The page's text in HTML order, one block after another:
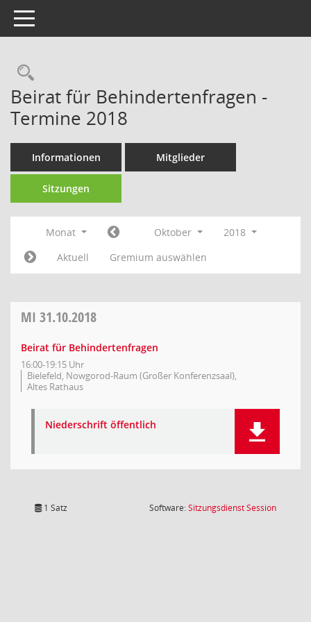
Toggle navigation
Rechercheauswahl
Beirat für Behindertenfragen -
Termine 2018
Informationen Mitglieder
Sitzungen
Monat Oktober
2018
Aktuell
Gremium auswählen
MI 31.10.2018
Beirat für Behindertenfragen
16:00-19:15 Uhr
Bielefeld, Nowgorod-Raum (Großer Konferenzsaal),
Altes Rathaus
Niederschrift öffentlich
1 Satz Software:SitzungsdienstSession(Wird in